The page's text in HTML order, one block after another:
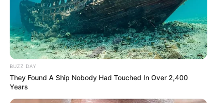
BUZZ DAY
They Found A Ship Nobody Had Touched In Over 2,400
Years